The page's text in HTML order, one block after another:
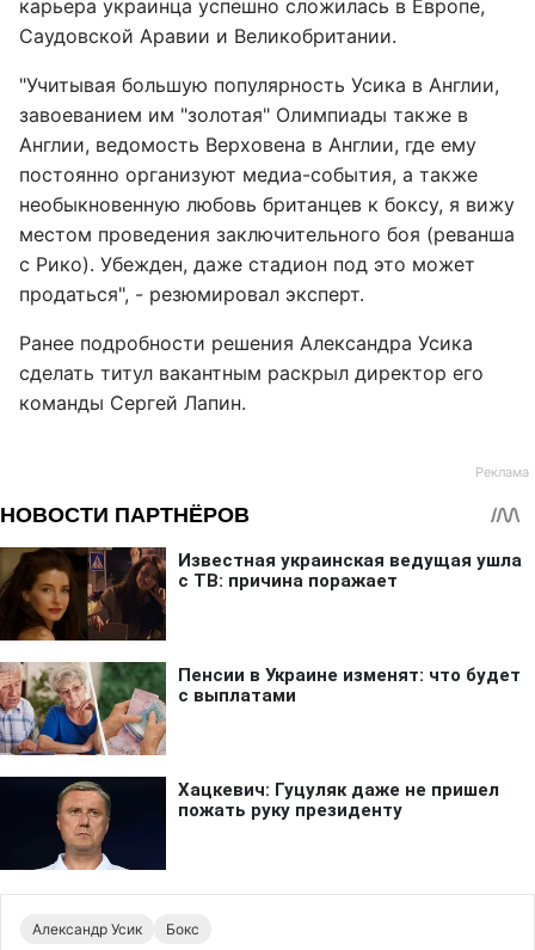
карьера украинца успешно сложилась в Европе,
Саудовской Аравии и Великобритании.
"Учитывая большую популярность Усика в Англии,
завоеванием им "золотая" Олимпиады также в
Англии, ведомость Верховена в Англии, где ему
постоянно организуют медиа-события, а также
необыкновенную любовь британцев к боксу, я вижу
местом проведения заключительного боя (реванша
с Рико). Убежден, даже стадион под это может
продаться", - резюмировал эксперт.
Ранее подробности решения Александра Усика
сделать титул вакантным раскрыл директор его
команды Сергей Лапин.
Александр Усик Бокс